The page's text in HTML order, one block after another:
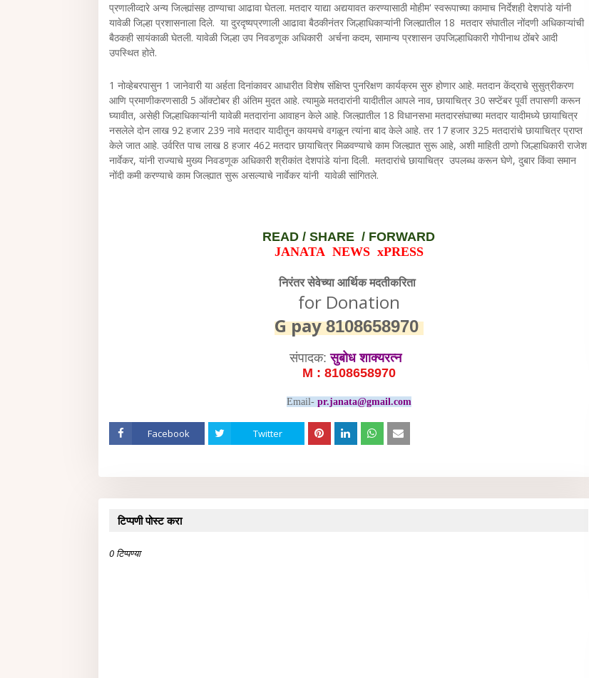
प्रणालीव्दारे अन्य जिल्ह्यांसह ठाण्याचा आढावा घेतला. मतदार याद्या अद्ययावत करण्यासाठी मोहीम' स्वरूपाच्या कामाच निर्देशही देशपांडे यांनी
यावेळी जिल्हा प्रशासनाला दिले. या दुरदृष्यप्रणाली आढावा बैठकीनंतर जिल्हाधिकाऱ्यांनी जिल्ह्यातील 18 मतदार संघातील नोंदणी अधिकाऱ्यांची
बैठकही सायंकाळी घेतली. यावेळी जिल्हा उप निवडणूक अधिकारी अर्चना कदम, सामान्य प्रशासन उपजिल्हाधिकारी गोपीनाथ ठोंबरे आदी
उपस्थित होते.
1 नोव्हेबरपासुन 1 जानेवारी या अर्हता दिनांकावर आधारीत विशेष संक्षिप्त पुनरिक्षण कार्यक्रम सुरु होणार आहे. मतदान केंद्राचे सुसुत्रीकरण
आणि प्रमाणीकरणसाठी 5 ऑक्टोबर ही अंतिम मुदत आहे. त्यामुळे मतदारांनी यादीतील आपले नाव, छायाचित्र 30 सप्टेंबर पूर्वी तपासणी करून
घ्यावीत, असेही जिल्हाधिकाऱ्यांनी यावेळी मतदारांना आवाहन केले आहे. जिल्ह्यातील 18 विधानसभा मतदारसंघाच्या मतदार यादीमध्ये छायाचित्र
नसलेले दोन लाख 92 हजार 239 नावे मतदार यादीतून कायमचे वगळून त्यांना बाद केले आहे. तर 17 हजार 325 मतदारांचे छायाचित्र प्राप्त
केले जात आहे. उर्वरित पाच लाख 8 हजार 462 मतदार छायाचित्र मिळवण्याचे काम जिल्ह्यात सुरू आहे, अशी माहिती ठाणो जिल्हाधिकारी राजेश
नार्वेकर, यांनी राज्याचे मुख्य निवडणूक अधिकारी श्रीकांत देशपांडे यांना दिली. मतदारांचे छायाचित्र उपलब्ध करून घेणे, दुबार किंवा समान
नोंदी कमी करण्याचे काम जिल्ह्यात सुरू असल्याचे नार्वेकर यांनी यावेळी सांगितले.
READ / SHARE / FORWARD
JANATA NEWS xPRESS
निरंतर सेवेच्या आर्थिक मदतीकरिता
for Donation
G pay8108658970
संपादक:सुबोध शाक्यरत्न
M : 8108658970
Email- pr.janata@gmail.com
Facebook Twitter
टिप्पणी पोस्ट करा
0 टिप्पण्या